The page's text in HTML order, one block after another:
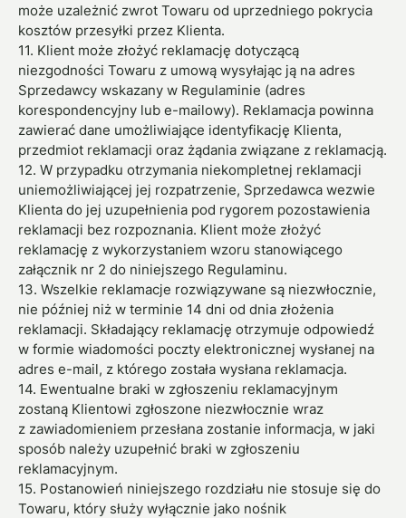
może uzależnić zwrot Towaru od uprzedniego pokrycia
kosztów przesyłki przez Klienta.
11. Klient może złożyć reklamację dotyczącą
niezgodności Towaru z umową wysyłając ją na adres
Sprzedawcy wskazany w Regulaminie (adres
korespondencyjny lub e-mailowy). Reklamacja powinna
zawierać dane umożliwiające identyfikację Klienta,
przedmiot reklamacji oraz żądania związane z reklamacją.
12. W przypadku otrzymania niekompletnej reklamacji
uniemożliwiającej jej rozpatrzenie, Sprzedawca wezwie
Klienta do jej uzupełnienia pod rygorem pozostawienia
reklamacji bez rozpoznania. Klient może złożyć
reklamację z wykorzystaniem wzoru stanowiącego
załącznik nr 2 do niniejszego Regulaminu.
13. Wszelkie reklamacje rozwiązywane są niezwłocznie,
nie później niż w terminie 14 dni od dnia złożenia
reklamacji. Składający reklamację otrzymuje odpowiedź
w formie wiadomości poczty elektronicznej wysłanej na
adres e-mail, z którego została wysłana reklamacja.
14. Ewentualne braki w zgłoszeniu reklamacyjnym
zostaną Klientowi zgłoszone niezwłocznie wraz
z zawiadomieniem przesłana zostanie informacja, w jaki
sposób należy uzupełnić braki w zgłoszeniu
reklamacyjnym.
15. Postanowień niniejszego rozdziału nie stosuje się do
Towaru, który służy wyłącznie jako nośnik